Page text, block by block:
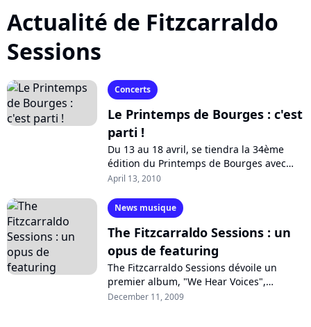
Actualité de Fitzcarraldo
Sessions
Concerts
Le Printemps de Bourges : c'est
parti !
Du 13 au 18 avril, se tiendra la 34ème
édition du Printemps de Bourges avec
une programmation des plus alléchantes,
April 13, 2010
News musique
The Fitzcarraldo Sessions : un
opus de featuring
The Fitzcarraldo Sessions dévoile un
premier album, "We Hear Voices",
composé et arrangé par Jack The Ripper,
December 11, 2009